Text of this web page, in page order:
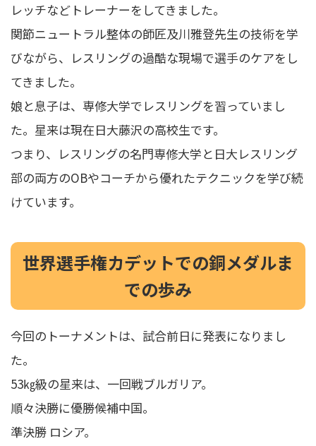
レッチなどトレーナーをしてきました。
関節ニュートラル整体の師匠及川雅登先生の技術を学
びながら、レスリングの過酷な現場で選手のケアをし
てきました。
娘と息子は、専修大学でレスリングを習っていまし
た。星来は現在日大藤沢の高校生です。
つまり、レスリングの名門専修大学と日大レスリング
部の両方のOBやコーチから優れたテクニックを学び続
けています。
世界選手権カデットでの銅メダルま
での歩み
今回のトーナメントは、試合前日に発表になりまし
た。
53㎏級の星来は、一回戦ブルガリア。
順々決勝に優勝候補中国。
準決勝 ロシア。